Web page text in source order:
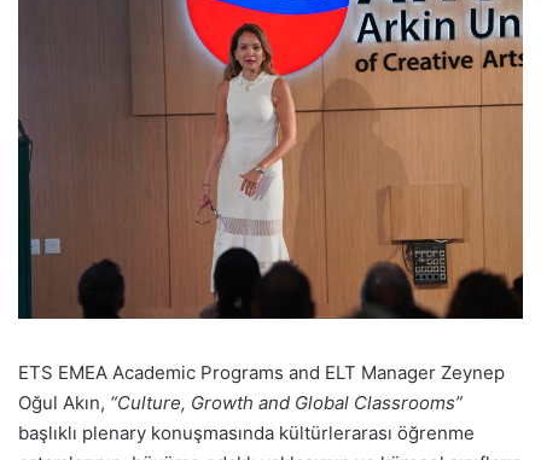
ETS EMEA Academic Programs and ELT Manager Zeynep
Oğul Akın, “Culture, Growth and Global Classrooms”
başlıklı plenary konuşmasında kültürlerarası öğrenme